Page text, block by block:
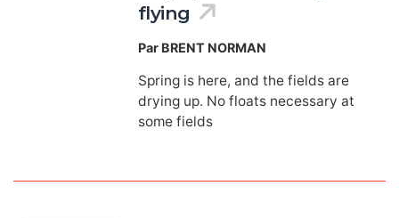
flying
Par BRENT NORMAN
Spring is here, and the fields are
drying up. No floats necessary at
some fields